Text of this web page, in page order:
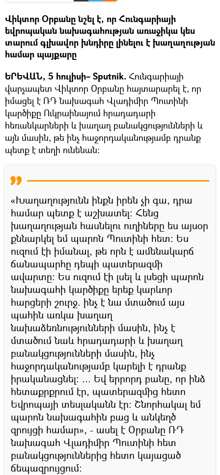
Վիկտոր Օրբանը նշել է, որ Հունգարիայի
եվրոպական նախագահության առաջիկա կես
տարում գլխավոր խնդիրը լինելու է խաղաղության
համար պայքարը
ԵՐԵՎԱՆ, 5 հուլիսի– Sputnik. Հունգարիայի
վարչապետ Վիկտոր Օրբանը հայտարարել է, որ
իմացել է ՌԴ նախագահ Վլադիմիր Պուտինի
կարծիքը Ուկրաինայում հրադադարի
հեռանկարների և խաղաղ բանակցությունների և
այն մասին, թե ինչ հաջորդականությամբ դրանք
պետք է տեղի ունենան:
«Խաղաղությունն ինքն իրեն չի գա, դրա
համար պետք է աշխատել։ Հենց
խաղաղության հասնելու ուղիները ես այսօր
քննարկել եմ պարոն Պուտինի հետ։ Ես
ուզում էի իմանալ, թե որն է ամենակարճ
ճանապարհը դեպի պատերազմի
ավարտը: Ես ուզում էի լսել և լսեցի պարոն
նախագահի կարծիքը երեք կարևոր
հարցերի շուրջ. ինչ է նա մտածում այս
պահին առկա խաղաղ
նախաձեռնությունների մասին, ինչ է
մտածում նաև հրադադարի և խաղաղ
բանակցությունների մասին, ինչ
հաջորդականությամբ կարելի է դրանք
իրականացնել: ... Եվ երրորդ բանը, որ ինձ
հետաքրքրում էր, պատերազմից հետո
Եվրոպայի տեսլականն էր։ Շնորհակալ եմ
պարոն նախագահին բաց և անկեղծ
զրույցի համար», - ասել է Օրբանը ՌԴ
նախագահ Վլադիմիր Պուտինի հետ
բանակցություններից հետո կայացած
ճեպազրույցում։